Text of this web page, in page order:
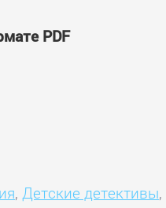
PDF
,Детские детективы,